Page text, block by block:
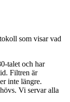
som visar vad
talet och har
Filtren är
inte längre.
Vi servar alla